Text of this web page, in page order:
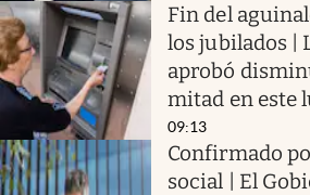
Fin del
los jubilados |
aprobó
mitad en este
09:13
Confirmado
social | El